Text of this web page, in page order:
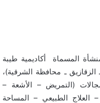
المسماة أكاديمية طيبة
ماهر ـ الزقازيق ـ محافظة الشرقية)،
(التمريض – الأشعة –
– العلاج الطبيعي – المساحة